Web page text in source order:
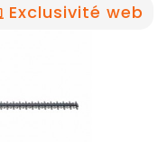
Exclusivité web